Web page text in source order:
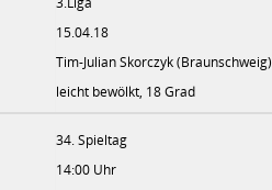
15.04.18
Tim-Julian Skorczyk (Braunschweig)
leicht bewölkt, 18 Grad
34. Spieltag
14:00 Uhr